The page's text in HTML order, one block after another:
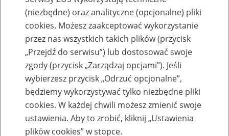
Emerytury
Baza zlikwidowanych lub
przekształconych zakładów pracy
(niezbędne) oraz analityczne (opcjonalne) pliki
cookies. Możesz zaakceptować wykorzystanie
przez nas wszystkich takich plików (przycisk
„Przejdź do serwisu”) lub dostosować swoje
zgody (przycisk „Zarządzaj opcjami”). Jeśli
wybierzesz przycisk „Odrzuć opcjonalne”,
będziemy wykorzystywać tylko niezbędne pliki
cookies. W każdej chwili możesz zmienić swoje
ustawienia. Aby to zrobić, kliknij „Ustawienia
plików cookies” w stopce.